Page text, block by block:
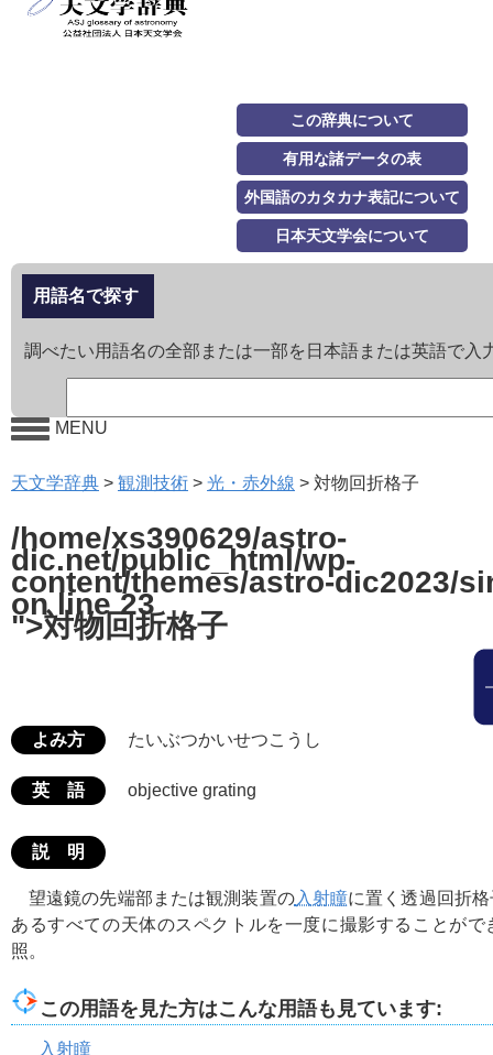
この辞典について
有用な諸データの表
外国語のカタカナ表記について
日本天文学会について
用語名で探す
調べたい用語名の全部または一部を日本語または英語で入
MENU
天文学辞典 > 観測技術 > 光・赤外線 > 対物回折格子
/home/xs390629/astro-
dic.net/public_html/wp-
content/themes/astro-dic2023/
on line23
">対物回折格子
よみ方 たいぶつかいせつこうし
英 語 objective grating
説 明
望遠鏡の先端部または観測装置の入射瞳に置く透過回折
あるすべての天体のスペクトルを一度に撮影することがで
照。
この用語を見た方はこんな用語も見ています:
入射瞳